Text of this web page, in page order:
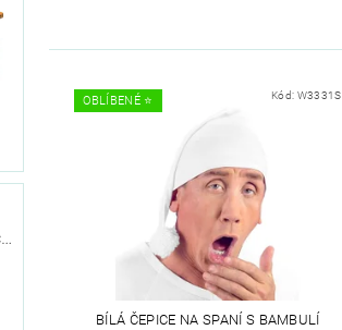
Dámský kostým Jeptiška s čepcem
OBLÍBENÉ ⭐️ Kód: W3331S
BÍLÁ ČEPICE NA SPANÍ S BAMBULÍ